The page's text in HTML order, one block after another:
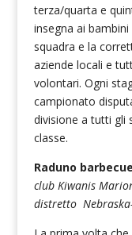
terza/quarta e
insegna ai
squadra e la
aziende locali e
volontari. Ogni
campionato
divisione a tutti gli
classe.
Raduno
club Kiwanis
distretto